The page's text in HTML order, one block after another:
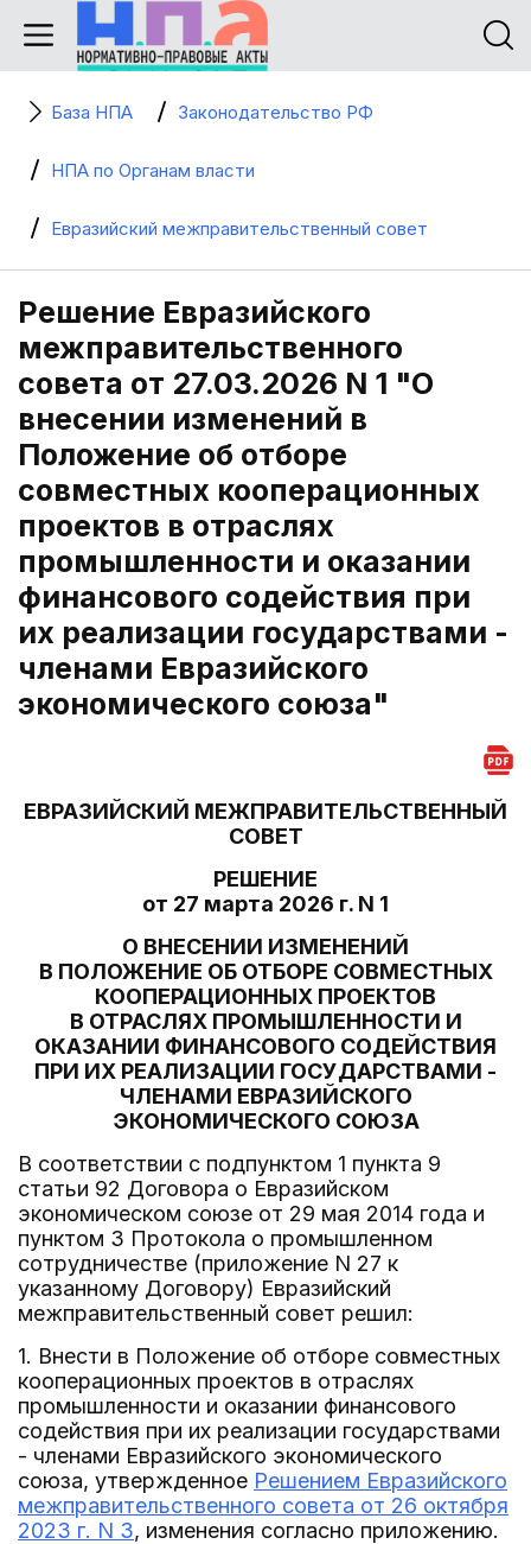
База НПА Законодательство РФ
НПА по Органам власти
Евразийский межправительственный совет
Решение Евразийского
межправительственного
совета от 27.03.2026 N 1 "О
внесении изменений в
Положение об отборе
совместных кооперационных
проектов в отраслях
промышленности и оказании
финансового содействия при
их реализации государствами -
членами Евразийского
экономического союза"
ЕВРАЗИЙСКИЙ МЕЖПРАВИТЕЛЬСТВЕННЫЙ
СОВЕТ
РЕШЕНИЕ
от 27 марта 2026 г. N 1
О ВНЕСЕНИИ ИЗМЕНЕНИЙ
В ПОЛОЖЕНИЕ ОБ ОТБОРЕ СОВМЕСТНЫХ
КООПЕРАЦИОННЫХ ПРОЕКТОВ
В ОТРАСЛЯХ ПРОМЫШЛЕННОСТИ И
ОКАЗАНИИ ФИНАНСОВОГО СОДЕЙСТВИЯ
ПРИ ИХ РЕАЛИЗАЦИИ ГОСУДАРСТВАМИ -
ЧЛЕНАМИ ЕВРАЗИЙСКОГО
ЭКОНОМИЧЕСКОГО СОЮЗА
В соответствии с подпунктом 1 пункта 9
статьи 92 Договора о Евразийском
экономическом союзе от 29 мая 2014 года и
пунктом 3 Протокола о промышленном
сотрудничестве (приложение N 27 к
указанному Договору) Евразийский
межправительственный совет решил:
1. Внести в Положение об отборе совместных
кооперационных проектов в отраслях
промышленности и оказании финансового
содействия при их реализации государствами
- членами Евразийского экономического
союза, утвержденное Решением Евразийского
межправительственного совета от 26 октября
2023 г. N 3, изменения согласно приложению.